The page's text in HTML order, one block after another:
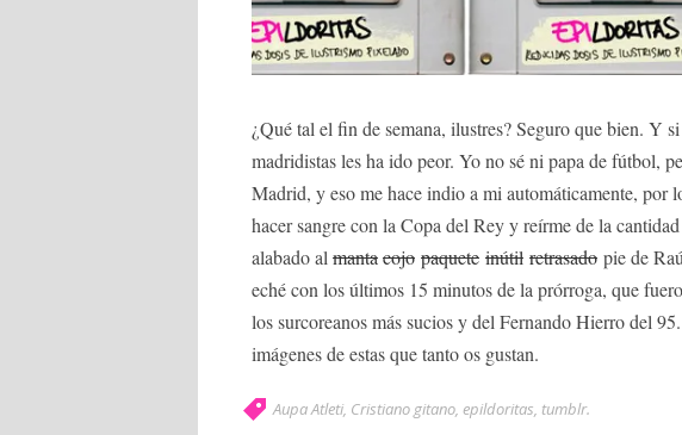
¿Qué tal el fin de semana, ilustres? Seguro que bien. Y
madridistas les ha ido peor. Yo no sé ni papa de fútbol,
Madrid, y eso me hace indio a mi automáticamente, por
hacer sangre con la Copa del Rey y reírme de la
alabado al mantacojo paquete inútil retrasado pie de
eché con los últimos 15 minutos de la prórroga, que
los surcoreanos más sucios y del Fernando Hierro del
imágenes de estas que tanto os gustan.
Aupa Atleti, Cristiano gitano, epildoritas, tumblr.